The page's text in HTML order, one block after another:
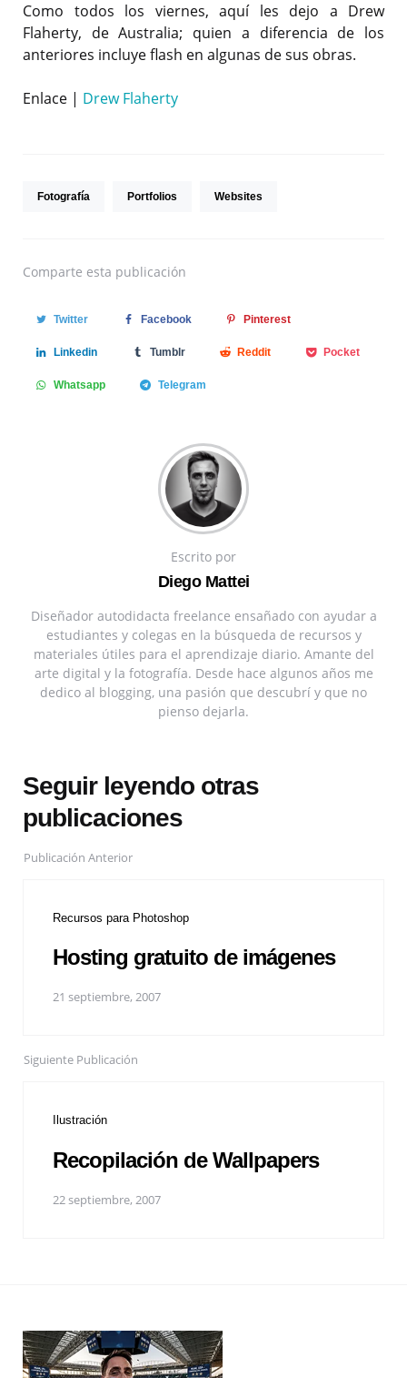
Como todos los viernes, aquí les dejo a Drew
Flaherty, de Australia; quien a diferencia de los
anteriores incluye flash en algunas de sus obras.
Enlace | Drew Flaherty
Fotografía Portfolios Websites
Comparte esta publicación
Twitter Facebook Pinterest
Linkedin Tumblr Reddit Pocket
Whatsapp Telegram
Escrito por
Diego Mattei
Diseñador autodidacta freelance ensañado con ayudar a
estudiantes y colegas en la búsqueda de recursos y
materiales útiles para el aprendizaje diario. Amante del
arte digital y la fotografía. Desde hace algunos años me
dedico al blogging, una pasión que descubrí y que no
pienso dejarla.
Seguir leyendo otras
publicaciones
Publicación Anterior
Recursos para Photoshop
Hosting gratuito de imágenes
21 septiembre, 2007
Siguiente Publicación
Ilustración
Recopilación de Wallpapers
22 septiembre, 2007